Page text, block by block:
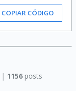
COPIAR CÓDIGO
1156posts